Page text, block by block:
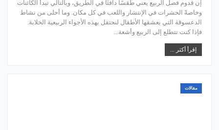
إن قدوم فصل الربيع يعني طقسًا دافئًا في الطريق، وبالتالي تبدأ الكائنات
وخاصةً الحشرات في الإنتشار واللعب في كل مكان. وما أحلى من نشاط
الدعسوقة التي يعشقها الأطفال لنحتفل بهذه الأجواء الربيعية الخلابة.
فإذا كنت تتطلع إلى الربيع وأشعة…
إقرأ أكثر ...
مقالات